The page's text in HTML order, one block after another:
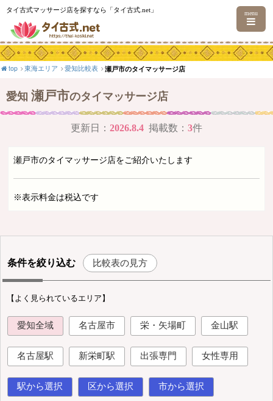
タイ古式マッサージ店を探すなら「タイ古式.net」 menu
top 東海エリア 愛知比較表 瀬戸市のタイマッサージ店
愛知 瀬戸市のタイマッサージ店
更新日： 2026.8.4 掲載数： 3件
瀬戸市のタイマッサージ店をご紹介いたします
※表示料金は税込です
条件を絞り込む 比較表の見方
【よく見られているエリア】
愛知全域 名古屋市 栄・矢場町 金山駅
名古屋駅 新栄町駅 出張専門 女性専用
駅から選択 区から選択 市から選択